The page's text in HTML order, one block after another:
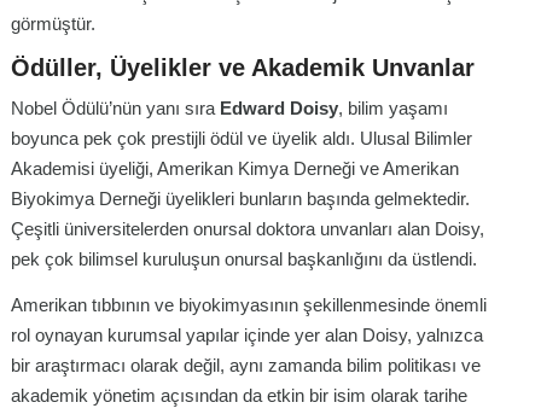
görmüştür.
Ödüller, Üyelikler ve Akademik Unvanlar
Nobel Ödülü’nün yanı sıra Edward Doisy, bilim yaşamı
boyunca pek çok prestijli ödül ve üyelik aldı. Ulusal Bilimler
Akademisi üyeliği, Amerikan Kimya Derneği ve Amerikan
Biyokimya Derneği üyelikleri bunların başında gelmektedir.
Çeşitli üniversitelerden onursal doktora unvanları alan Doisy,
pek çok bilimsel kuruluşun onursal başkanlığını da üstlendi.
Amerikan tıbbının ve biyokimyasının şekillenmesinde önemli
rol oynayan kurumsal yapılar içinde yer alan Doisy, yalnızca
bir araştırmacı olarak değil, aynı zamanda bilim politikası ve
akademik yönetim açısından da etkin bir isim olarak tarihe